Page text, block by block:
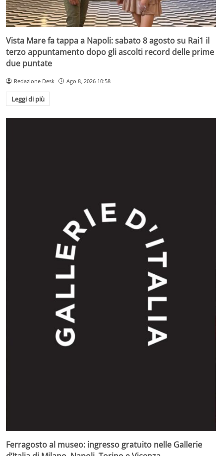
Vista Mare fa tappa a Napoli: sabato 8 agosto su Rai1 il
terzo appuntamento dopo gli ascolti record delle prime
due puntate
Redazione Desk Ago 8, 2026 10:58
Leggi di più
Ferragosto al museo: ingresso gratuito nelle Gallerie